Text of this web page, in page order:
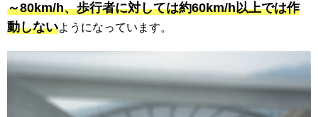
～80km/h、歩行者に対しては約60km/h以上では作
動しないようになっています。